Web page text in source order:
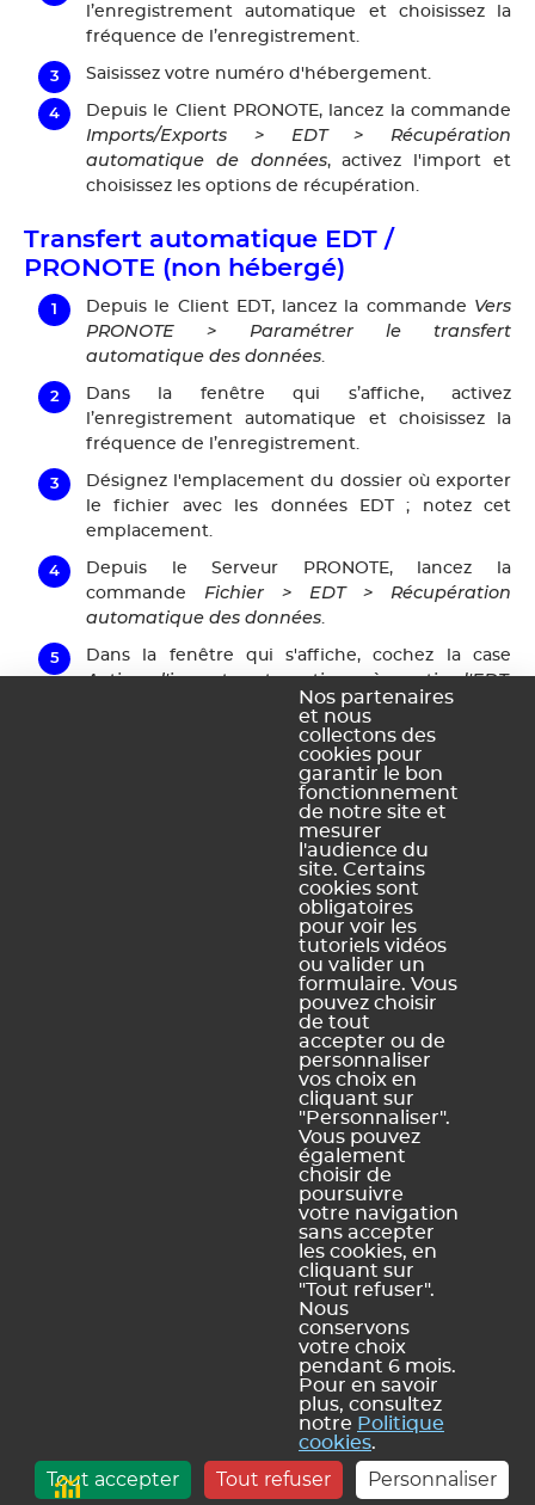
l’enregistrement automatique et choisissez la
fréquence de l’enregistrement.
Saisissez votre numéro d'hébergement.
Depuis le Client PRONOTE, lancez la commande
Imports/Exports > EDT > Récupération
automatique de données, activez l'import et
choisissez les options de récupération.
Transfert automatique EDT /
PRONOTE (non hébergé)
Depuis le Client EDT, lancez la commande Vers
PRONOTE > Paramétrer le transfert
automatique des données.
Dans la fenêtre qui s’affiche, activez
l’enregistrement automatique et choisissez la
fréquence de l’enregistrement.
Désignez l'emplacement du dossier où exporter
le fichier avec les données EDT ; notez cet
emplacement.
Depuis le Serveur PRONOTE, lancez la
commande Fichier > EDT > Récupération
automatique des données.
Dans la fenêtre qui s'affiche, cochez la case
Activer l'import automatique à partir d'EDT,
sélectionnez les options de récupération et
assurez-vous que le dossier dans lequel
PRONOTE va chercher les fichiers est bien le
même que celui indiqué dans EDT.
Ce contenu vous a été utile ?
Pas vraiment
https://docs.index-education.com/docs_fr/fr-edt-
support-fiche-36-349-comment-faire-en-sorte-que-les-
emplois-du-temps-soient-toujours-a-jour-dans-
pronote.php
Vous ne trouvez pas de réponse à votre question ?
Contactez notre assistance
Mentions légales et Conditions générales d'utilisation| Politique de
Conditions générales de vente
Index Éducation
info@index-education.fr
ÉDUCATION © 2026 - C
Nos partenaires
et nous
collectons des
cookies pour
garantir le bon
fonctionnement
de notre site et
mesurer
l'audience du
site. Certains
cookies sont
obligatoires
pour voir les
tutoriels vidéos
ou valider un
formulaire. Vous
pouvez choisir
de tout
accepter ou de
personnaliser
vos choix en
cliquant sur
"Personnaliser".
Vous pouvez
également
choisir de
poursuivre
votre navigation
sans accepter
les cookies, en
cliquant sur
"Tout refuser".
Nous
conservons
votre choix
pendant 6 mois.
Pour en savoir
plus, consultez
notre Politique
cookies.
Tout accepter Tout refuser Personnaliser